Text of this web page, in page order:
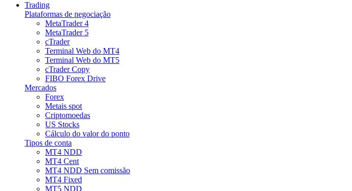
Trading
Plataformas de negociação
MetaTrader 4
MetaTrader 5
cTrader
Terminal Web do MT4
Terminal Web do MT5
cTrader Copy
FIBO Forex Drive
Mercados
Forex
Metais spot
Criptomoedas
US Stocks
Cálculo do valor do ponto
Tipos de conta
MT4 NDD
MT4 Cent
MT4 NDD Sem comissão
MT4 Fixed
MT5 NDD